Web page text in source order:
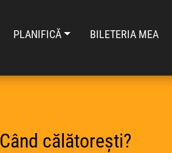
PLANIFICĂ BILETERIA MEA
Când călătorești?